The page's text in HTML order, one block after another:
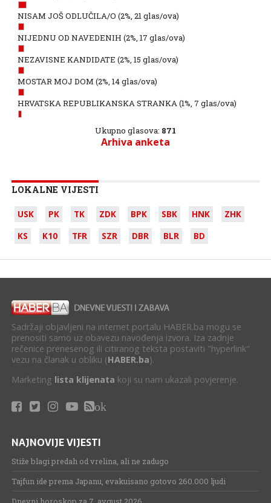
NISAM JOŠ ODLUČILA/O (2%, 21 glas/ova)
NIJEDNU OD NAVEDENIH (2%, 17 glas/ova)
NEZAVISNE KANDIDATE (2%, 15 glas/ova)
MOSTAR MOJ DOM (2%, 14 glas/ova)
HRVATSKA REPUBLIKANSKA STRANKA(1%, 7 glas/ova)
Ukupno glasova: 871
Arhiva anketa
LOKALNE VIJESTI
USK PK TK ZDK BPK SBK HNK
ZHK
KS
K10 TFR SZR DBR BLR BD
Sadržaji objavljeni na internet portalu HABER.ba mogu se
prenositi samo uz obavezu navođenja izvora. Iza zadnje
rečenice prenesenog ili citiranog teksta postaviti "hyperlink"
vezu na članak u obliku (HABER.ba).
Marketing lista klijenata koji su nam ukazali povjerenje.
ok
NAJNOVIJE VIJESTI
Stiže blagi predah od vrelina, ali ne zadugo
Tajfun ide prema Japanu, evakuisano gotovo 260.000 ljudi